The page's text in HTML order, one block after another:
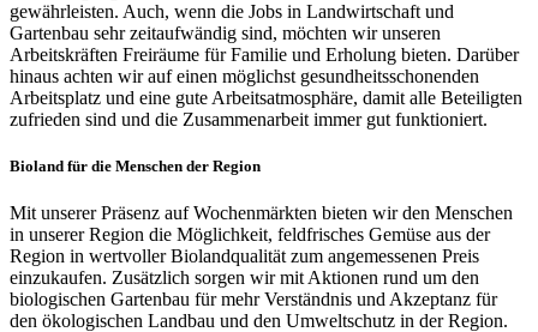
gewährleisten. Auch, wenn die Jobs in Landwirtschaft und
Gartenbau sehr zeitaufwändig sind, möchten wir unseren
Arbeitskräften Freiräume für Familie und Erholung bieten. Darüber
hinaus achten wir auf einen möglichst gesundheitsschonenden
Arbeitsplatz und eine gute Arbeitsatmosphäre, damit alle Beteiligten
zufrieden sind und die Zusammenarbeit immer gut funktioniert.
Bioland für die Menschen der Region
Mit unserer Präsenz auf Wochenmärkten bieten wir den Menschen
in unserer Region die Möglichkeit, feldfrisches Gemüse aus der
Region in wertvoller Biolandqualität zum angemessenen Preis
einzukaufen. Zusätzlich sorgen wir mit Aktionen rund um den
biologischen Gartenbau für mehr Verständnis und Akzeptanz für
den ökologischen Landbau und den Umweltschutz in der Region.